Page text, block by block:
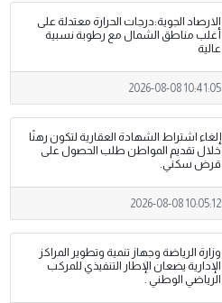
الارصاد الجوية:درجات الحرارة معتدلة على
أغلب مناطق الشمال مع رطوبة نسبية
عالية
2026-08-08 10:41:05
إلغاء اشتراط الشهادة العقارية لتكون رهنًا
خلال تقديم المواطن طلب الحصول على
قرض سكني.
2026-08-08 10:05:12
وزارة الرياضة وجهاز تنمية وتطوير المراكز
الإدارية يضعان الإطار التنفيذي للمركب
الرياضي الوطني .